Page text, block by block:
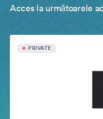
Acces la următoarele
PRIVATE